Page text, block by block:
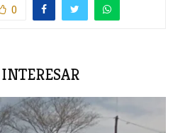
0